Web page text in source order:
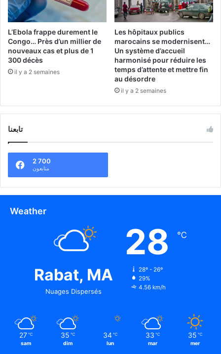
L’Ebola frappe durement le
Congo… Près d’un millier de
nouveaux cas et plus de 1
300 décès
il y a 2 semaines
Les hôpitaux publics
marocains se modernisent…
Un système d’accueil
harmonisé pour réduire les
temps d’attente et mettre fin
au désordre
il y a 2 semaines
تابعنا
2 700
متابعون
Weather
Rabat, MA
Nuages Dispersés
28 ℃
28º - 26º
29%
4.56 km/h
27 ℃
sam
35 ℃
dim
34 ℃
lun
33 ℃
mar
35 ℃
mer